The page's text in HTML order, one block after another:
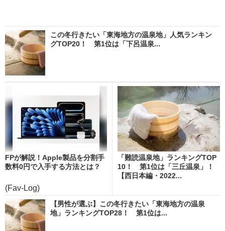
この冬行きたい「東海地方の温泉地」人気ランキン
グTOP20！ 第1位は「下呂温泉...
FPが解説！Apple製品を分割手
数料0円で入手する方法とは？
(Fav-Log)
「難読温泉地」ランキングTOP
10！ 第1位は「三丘温泉」！
【西日本編・2022...
【男性が選ぶ】この冬行きたい「東海地方の温泉
地」ランキングTOP28！ 第1位は...